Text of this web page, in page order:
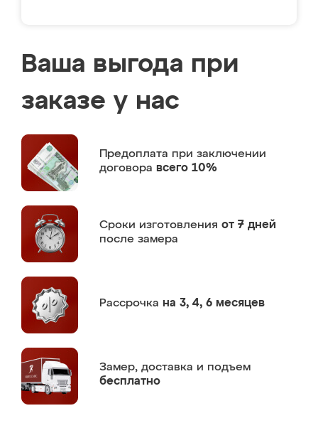
Ваша выгода при
заказе у нас
Предоплата при заключении
договора всего 10%
Сроки изготовления от 7 дней
после замера
Рассрочка на 3, 4, 6 месяцев
Замер, доставка и подъем
бесплатно